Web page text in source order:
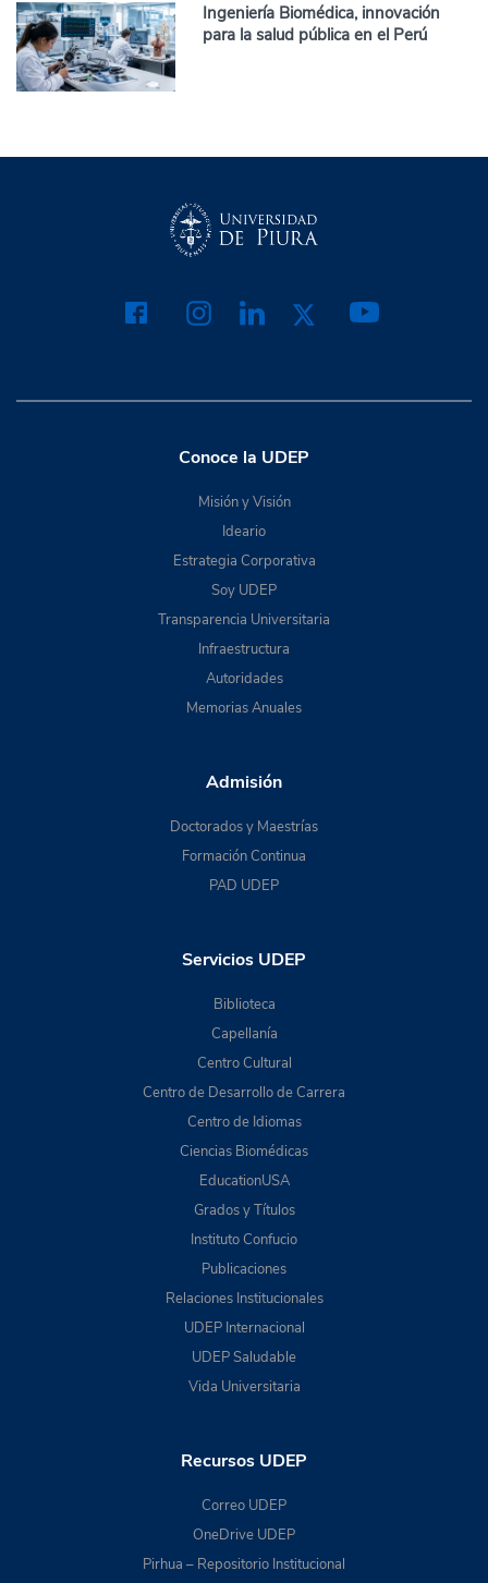
Ingeniería Biomédica, innovación
para la salud pública en el Perú
Conoce la UDEP
Misión y Visión
Ideario
Estrategia Corporativa
Soy UDEP
Transparencia Universitaria
Infraestructura
Autoridades
Memorias Anuales
Admisión
Doctorados y Maestrías
Formación Continua
PAD UDEP
Servicios UDEP
Biblioteca
Capellanía
Centro Cultural
Centro de Desarrollo de Carrera
Centro de Idiomas
Ciencias Biomédicas
EducationUSA
Grados y Títulos
Instituto Confucio
Publicaciones
Relaciones Institucionales
UDEP Internacional
UDEP Saludable
Vida Universitaria
Recursos UDEP
Correo UDEP
OneDrive UDEP
Pirhua – Repositorio Institucional